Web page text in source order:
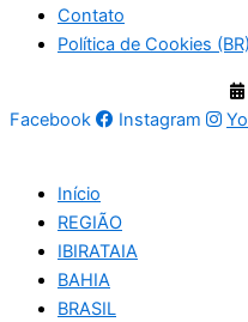
Contato
Política de Cookies (BR)
Facebook
Instagram
Início
REGIÃO
IBIRATAIA
BAHIA
BRASIL